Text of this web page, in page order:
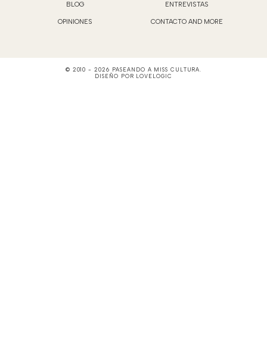
BLOG ENTREVISTAS
OPINIONES CONTACTO AND MORE
© 2010 - 2026 PASEANDO A MISS CULTURA.
DISEÑO POR LOVELOGIC